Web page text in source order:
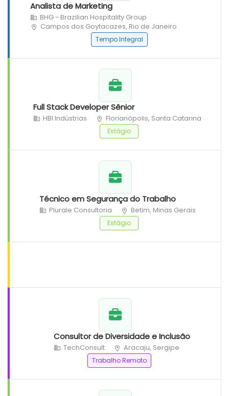
Analista de Marketing
BHG - Brazilian Hospitality Group
Campos dos Goytacazes, Rio de Janeiro
Tempo Integral
Full Stack Developer Sênior
HBI Indústrias Florianópolis, Santa Catarina
Estágio
Técnico em Segurança do Trabalho
Plurale Consultoria Betim, Minas Gerais
Estágio
Consultor de Diversidade e Inclusão
TechConsult Aracaju, Sergipe
Trabalho Remoto